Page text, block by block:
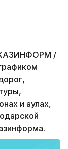
/
и аулах,